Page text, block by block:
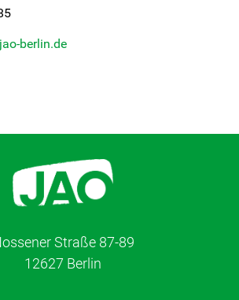
berlin.de
Straße 87-89
12627 Berlin